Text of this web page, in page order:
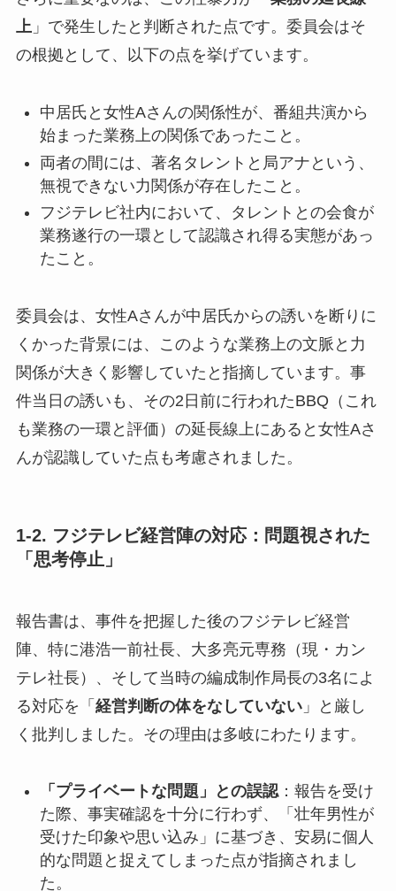
上」で発生したと判断された点です。委員会はそ
の根拠として、以下の点を挙げています。
中居氏と女性Aさんの関係性が、番組共演から
始まった業務上の関係であったこと。
両者の間には、著名タレントと局アナという、
無視できない力関係が存在したこと。
フジテレビ社内において、タレントとの会食が
業務遂行の一環として認識され得る実態があっ
たこと。
委員会は、女性Aさんが中居氏からの誘いを断りに
くかった背景には、このような業務上の文脈と力
関係が大きく影響していたと指摘しています。事
件当日の誘いも、その2日前に行われたBBQ（これ
も業務の一環と評価）の延長線上にあると女性Aさ
んが認識していた点も考慮されました。
1-2. フジテレビ経営陣の対応：問題視された
「思考停止」
報告書は、事件を把握した後のフジテレビ経営
陣、特に港浩一前社長、大多亮元専務（現・カン
テレ社長）、そして当時の編成制作局長の3名によ
る対応を「 経営判断の体をなしていない」と厳し
く批判しました。その理由は多岐にわたります。
「プライベートな問題」との誤認：報告を受け
た際、事実確認を十分に行わず、「壮年男性が
受けた印象や思い込み」に基づき、安易に個人
的な問題と捉えてしまった点が指摘されまし
た。